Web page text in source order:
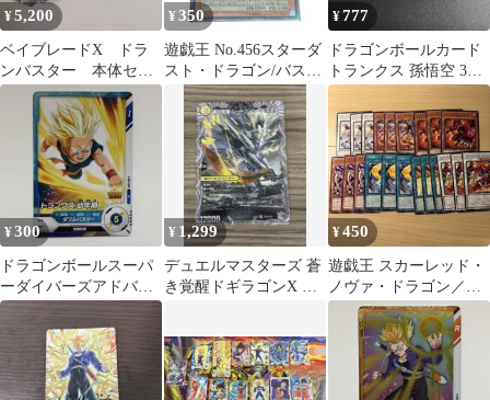
¥5,200
ベイブレードX ドラ
ンバスター 本体セッ
ト
¥ 350
遊戯王 No.456スターダ
スト・ドラゴン/バスタ
ー 赤字特価即購入OK
¥777
ドラゴンボールカード
トランクス 孫悟空 3枚
セット
¥300
ドラゴンボールスーパ
ーダイバーズアドバン
スパックAP2-004トラ
ンクス:幼年期
¥ 1,299
デュエルマスターズ 蒼
き覚醒ドギラゴンX 轟
¥450
遊戯王 スカーレッド・
ノヴァ・ドラゴン／バ
スター レア バスター
モード 新規